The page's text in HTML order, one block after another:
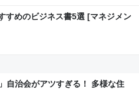
すめのビジネス書5選 [マネジメン
自治会がアツすぎる！ 多様な住